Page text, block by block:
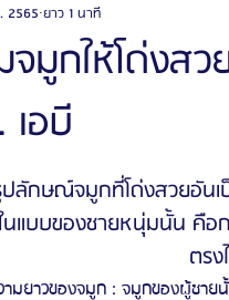
รรมดูดไขมัน
งพยาบาลศัลยกรรมจีเอ็นจี
ลศัลยกรรมมาอิน โรงพยาบาลศัลย
ขมัน รีวิวดูดไขมันหน้า รีวิ
มูกให้โด่งส
อบี
2565 ยาว 1 นาที
าว
ลักษณ์จมูกที่โด่งสวยอันเ
แบบของชายหนุ่มนั้น คือก
ตร
ามยาวของจมูก : จมูกของผู้ชา